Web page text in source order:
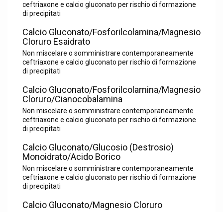
ceftriaxone e calcio gluconato per rischio di formazione
di precipitati
Calcio Gluconato/Fosforilcolamina/Magnesio
Cloruro Esaidrato
Non miscelare o somministrare contemporaneamente
ceftriaxone e calcio gluconato per rischio di formazione
di precipitati
Calcio Gluconato/Fosforilcolamina/Magnesio
Cloruro/Cianocobalamina
Non miscelare o somministrare contemporaneamente
ceftriaxone e calcio gluconato per rischio di formazione
di precipitati
Calcio Gluconato/Glucosio (Destrosio)
Monoidrato/Acido Borico
Non miscelare o somministrare contemporaneamente
ceftriaxone e calcio gluconato per rischio di formazione
di precipitati
Calcio Gluconato/Magnesio Cloruro